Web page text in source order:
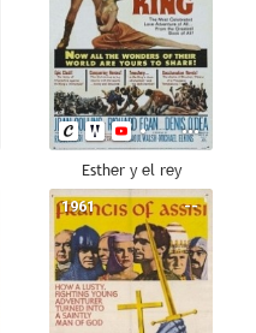
Esther y el rey
--
1961